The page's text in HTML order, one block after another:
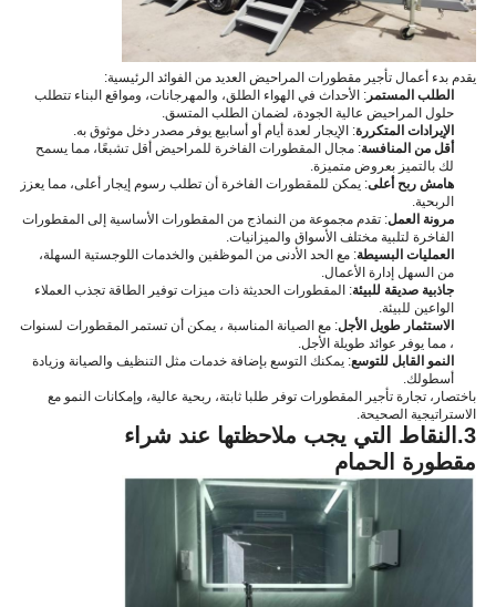
يقدم بدء أعمال تأجير مقطورات المراحيض العديد من الفوائد الرئيسية:
الطلب المستمر : الأحداث في الهواء الطلق، والمهرجانات، ومواقع البناء تتطلب
حلول المراحيض عالية الجودة، لضمان الطلب المتسق.
الإيرادات المتكررة: الإيجار لعدة أيام أو أسابيع يوفر مصدر دخل موثوق به.
أقل من المنافسة: مجال المقطورات الفاخرة للمراحيض أقل تشبعًا، مما يسمح
لك بالتميز بعروض متميزة.
هامش ربح أعلى: يمكن للمقطورات الفاخرة أن تطلب رسوم إيجار أعلى، مما يعزز
الربحية.
مرونة العمل: تقدم مجموعة من النماذج من المقطورات الأساسية إلى المقطورات
الفاخرة لتلبية مختلف الأسواق والميزانيات.
العمليات البسيطة: مع الحد الأدنى من الموظفين والخدمات اللوجستية السهلة،
من السهل إدارة الأعمال.
جاذبية صديقة للبيئة: المقطورات الحديثة ذات ميزات توفير الطاقة تجذب العملاء
الواعين للبيئة.
الاستثمار طويل الأجل: مع الصيانة المناسبة ، يمكن أن تستمر المقطورات لسنوات
، مما يوفر عوائد طويلة الأجل.
النمو القابل للتوسع: يمكنك التوسع بإضافة خدمات مثل التنظيف والصيانة وزيادة
أسطولك.
باختصار، تجارة تأجير المقطورات توفر طلبا ثابتة، ربحية عالية، وإمكانات النمو مع
الاستراتيجية الصحيحة.
3. النقاط التي يجب ملاحظتها عند شراء
مقطورة الحمام